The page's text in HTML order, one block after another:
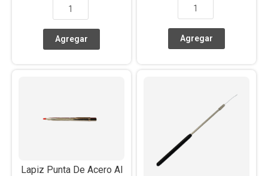
Lapiz Punta De Acero Al